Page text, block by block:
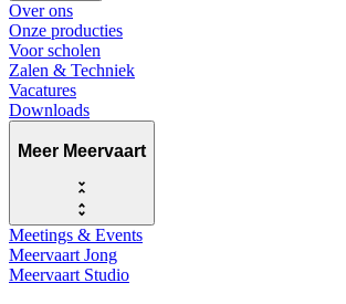
Over ons
Onze producties
Voor scholen
Zalen & Techniek
Vacatures
Downloads
Meer Meervaart
Meetings & Events
Meervaart Jong
Meervaart Studio